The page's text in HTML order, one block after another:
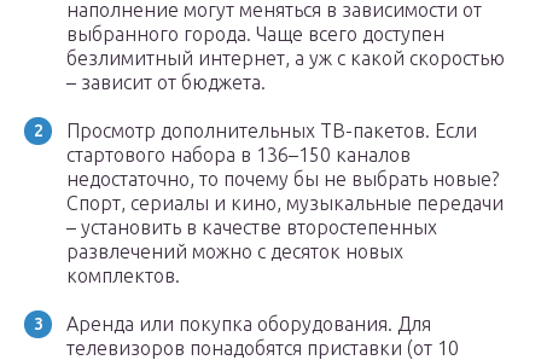
наполнение могут меняться в зависимости от
выбранного города. Чаще всего доступен
безлимитный интернет, а уж с какой скоростью
– зависит от бюджета.
Просмотр дополнительных ТВ-пакетов. Если
стартового набора в 136–150 каналов
недостаточно, то почему бы не выбрать новые?
Спорт, сериалы и кино, музыкальные передачи
– установить в качестве второстепенных
развлечений можно с десяток новых
комплектов.
Аренда или покупка оборудования. Для
телевизоров понадобятся приставки (от 10